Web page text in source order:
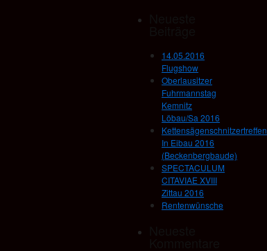
14.05.2016
Flugshow
Oberlausitzer
Fuhrmannstag
Kemnitz
Löbau/Sa 2016
Kettensägenschnitzertreffen
In Eibau 2016
(Beckenbergbaude)
SPECTACULUM
CITAVIAE XVIII
Zittau 2016
Rentenwünsche